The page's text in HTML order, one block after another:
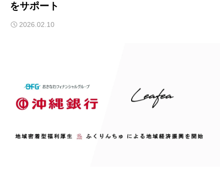
をサポート
2026.02.10